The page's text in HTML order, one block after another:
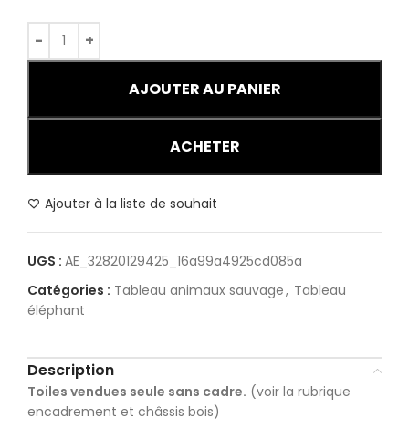
AJOUTER AU PANIER
ACHETER
Ajouter à la liste de souhait
UGS : AE_32820129425_16a99a4925cd085a
Catégories : Tableau animaux sauvage, Tableau
éléphant
Description
Toiles vendues seule sans cadre. (voir la rubrique
encadrement et châssis bois)